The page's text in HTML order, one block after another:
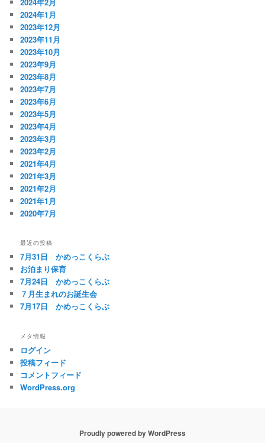
2024年1月
2023年12月
2023年11月
2023年10月
2023年9月
2023年8月
2023年7月
2023年6月
2023年5月
2023年4月
2023年3月
2023年2月
2021年4月
2021年3月
2021年2月
2021年1月
2020年7月
最近の投稿
7月31日 かめっこくらぶ
お泊まり保育
7月24日 かめっこくらぶ
７月生まれのお誕生会
7月17日 かめっこくらぶ
メタ情報
ログイン
投稿フィード
コメントフィード
WordPress.org
Proudly powered by WordPress